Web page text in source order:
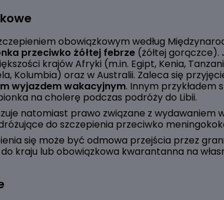
obowiązkowym według
przeciwko żółtej febrze(żółtej gorączce).
krajów Afryki (m.in. Egipt, Kenia,
Kolumbia) oraz w Australii. Zaleca się
wyjazdem wakacyjnym. Innym przykładem
na cholerę podczas podróży do Libii.
natomiast prawo związane z wydawaniem
do szczepienia przeciwko
się może być odmowa przejścia przez
kraju lub obowiązkowa kwarantanna na